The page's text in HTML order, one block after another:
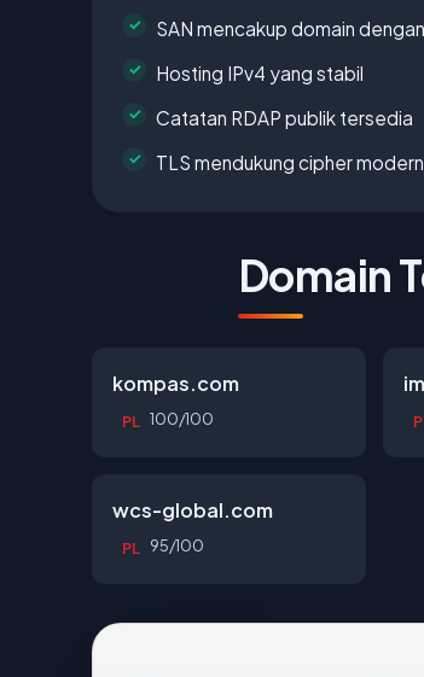
SAN mencakup domain
Hosting IPv4 yang stabil
Catatan RDAP publik tersedia
TLS mendukung cipher modern
Domain
kompas.com
PL 100/100
wcs-global.com
PL 95/100